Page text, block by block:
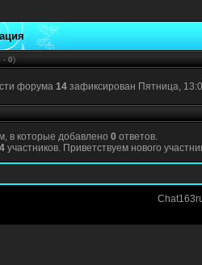
- 0)
форума 14 зафиксирован Пятница,
в которые добавлено 0 ответов.
4 участников. Приветствуем нового